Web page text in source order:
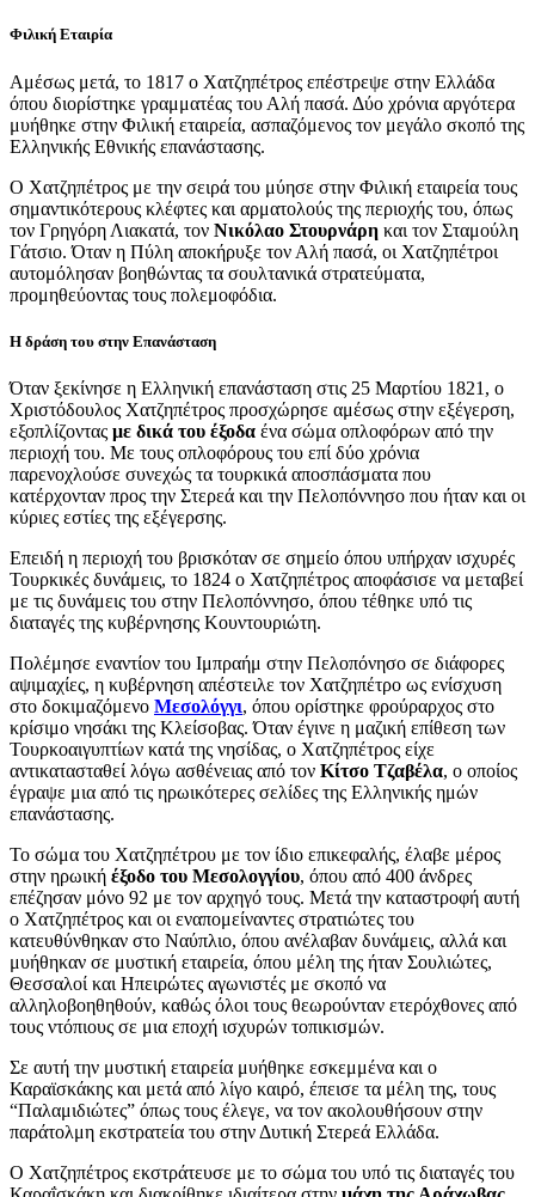
Φιλική Εταιρία
Αμέσως μετά, το 1817 ο Χατζηπέτρος επέστρεψε στην Ελλάδα
όπου διορίστηκε γραμματέας του Αλή πασά. Δύο χρόνια αργότερα
μυήθηκε στην Φιλική εταιρεία, ασπαζόμενος τον μεγάλο σκοπό της
Ελληνικής Εθνικής επανάστασης.
Ο Χατζηπέτρος με την σειρά του μύησε στην Φιλική εταιρεία τους
σημαντικότερους κλέφτες και αρματολούς της περιοχής του, όπως
τον Γρηγόρη Λιακατά, τον Νικόλαο Στουρνάρη και τον Σταμούλη
Γάτσιο. Όταν η Πύλη αποκήρυξε τον Αλή πασά, οι Χατζηπέτροι
αυτομόλησαν βοηθώντας τα σουλτανικά στρατεύματα,
προμηθεύοντας τους πολεμοφόδια.
Η δράση του στην Επανάσταση
Όταν ξεκίνησε η Ελληνική επανάσταση στις 25 Μαρτίου 1821, ο
Χριστόδουλος Χατζηπέτρος προσχώρησε αμέσως στην εξέγερση,
εξοπλίζοντας με δικά του έξοδα ένα σώμα οπλοφόρων από την
περιοχή του. Με τους οπλοφόρους του επί δύο χρόνια
παρενοχλούσε συνεχώς τα τουρκικά αποσπάσματα που
κατέρχονταν προς την Στερεά και την Πελοπόννησο που ήταν και οι
κύριες εστίες της εξέγερσης.
Επειδή η περιοχή του βρισκόταν σε σημείο όπου υπήρχαν ισχυρές
Τουρκικές δυνάμεις, το 1824 ο Χατζηπέτρος αποφάσισε να μεταβεί
με τις δυνάμεις του στην Πελοπόννησο, όπου τέθηκε υπό τις
διαταγές της κυβέρνησης Κουντουριώτη.
Πολέμησε εναντίον του Ιμπραήμ στην Πελοπόνησο σε διάφορες
αψιμαχίες, η κυβέρνηση απέστειλε τον Χατζηπέτρο ως ενίσχυση
στο δοκιμαζόμενο Μεσολόγγι, όπου ορίστηκε φρούραρχος στο
κρίσιμο νησάκι της Κλείσοβας. Όταν έγινε η μαζική επίθεση των
Τουρκοαιγυπτίων κατά της νησίδας, ο Χατζηπέτρος είχε
αντικατασταθεί λόγω ασθένειας από τον Κίτσο Τζαβέλα, ο οποίος
έγραψε μια από τις ηρωικότερες σελίδες της Ελληνικής ημών
επανάστασης.
Το σώμα του Χατζηπέτρου με τον ίδιο επικεφαλής, έλαβε μέρος
στην ηρωική έξοδο του Μεσολογγίου, όπου από 400 άνδρες
επέζησαν μόνο 92 με τον αρχηγό τους. Μετά την καταστροφή αυτή
ο Χατζηπέτρος και οι εναπομείναντες στρατιώτες του
κατευθύνθηκαν στο Ναύπλιο, όπου ανέλαβαν δυνάμεις, αλλά και
μυήθηκαν σε μυστική εταιρεία, όπου μέλη της ήταν Σουλιώτες,
Θεσσαλοί και Ηπειρώτες αγωνιστές με σκοπό να
αλληλοβοηθηθούν, καθώς όλοι τους θεωρούνταν ετερόχθονες από
τους ντόπιους σε μια εποχή ισχυρών τοπικισμών.
Σε αυτή την μυστική εταιρεία μυήθηκε εσκεμμένα και ο
Καραϊσκάκης και μετά από λίγο καιρό, έπεισε τα μέλη της, τους
“Παλαμιδιώτες” όπως τους έλεγε, να τον ακολουθήσουν στην
παράτολμη εκστρατεία του στην Δυτική Στερεά Ελλάδα.
Ο Χατζηπέτρος εκστράτευσε με το σώμα του υπό τις διαταγές του